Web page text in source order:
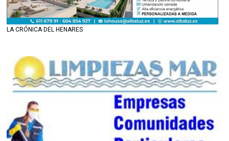
LA CRÓNICA DEL HENARES